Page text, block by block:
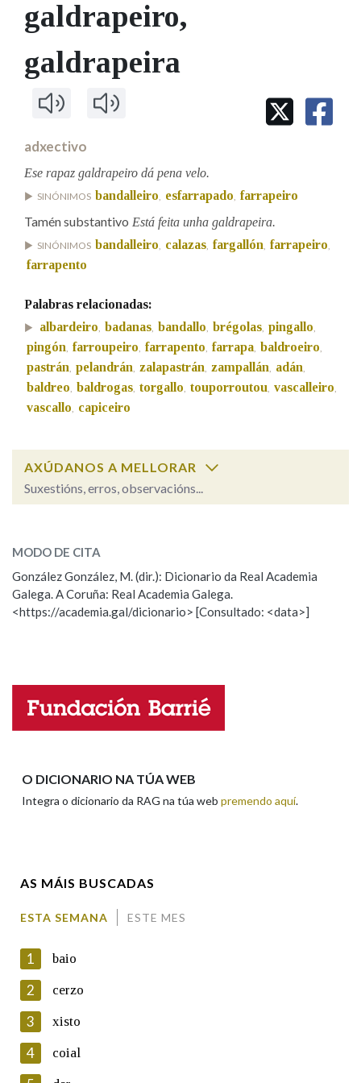
MARCIAL DEL ADALID
BAZÁN
FIGURAS HOMENAXEADAS
60 ANOS DLG
PRIMAVERA DAS LETRAS
PORTAL DAS PALABRAS
Facebook
TwitterYoutubeInstagram
Bluesky
BUSCAR NOS LEMAS
Comeza por
Remata por
Contén
BUSCAR NO CONTIDO
Nos exemplos
Na fraseoloxía
Pertence a
galdrapeiro,
galdrapeira
adxectivo
Ese rapaz galdrapeiro dá pena velo.
SINÓNIMOS bandalleiro, esfarrapado, farrapeiro
Tamén substantivo Está feita unha galdrapeira.
SINÓNIMOS bandalleiro, calazas, fargallón, farrapeiro,
farrapento
Palabras relacionadas:
albardeiro, badanas, bandallo, brégolas, pingallo,
pingón, farroupeiro, farrapento, farrapa, baldroeiro,
pastrán, pelandrán, zalapastrán, zampallán, adán,
baldreo, baldrogas, torgallo, touporroutou, vascalleiro,
vascallo, capiceiro
AXÚDANOS A MELLORAR
Suxestións, erros, observacións...
ESCOLLE UNHA OPCIÓN:
Observación Hai un erro na palabra
Propoño mellorar a definición
Nome
En cumprimento da normativa vixente en materia de
Protección de Datos de Carácter Persoal, a Real Academia
Galega informa a aqueles usuarios que faciliten o seu correo
electrónico, así como calquera outra información de carácter
MODO DE CITA
González González, M. (dir.): Dicionario da Real Academia
Galega. A Coruña: Real Academia Galega.
<https://academia.gal/dicionario> [Consultado: <data>]
O DICIONARIO NA TÚA WEB
Integra o dicionario da RAG na túa web premendo aquí.
AS MÁIS BUSCADAS
ESTA SEMANA ESTE MES
1 baio
2 cerzo
3 xisto
4 coial